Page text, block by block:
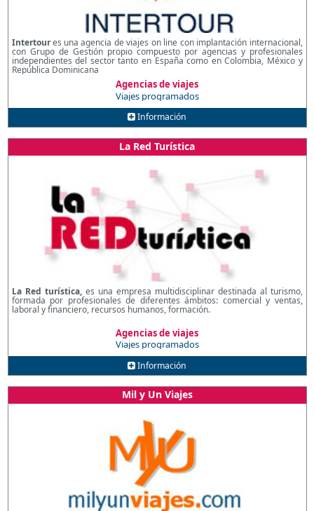
Intertour​es una agencia de viajes on line con implantación internacional,
con Grupo de Gestión propio compuesto por agencias y profesionales
independientes del sector tanto en España como en Colombia, México y
República Dominicana
Agencias de viajes
Viajes programados
Información
La Red Turística
La Red turística,es una empresa multidisciplinar destinada al turismo,
formada por profesionales de diferentes ámbitos: comercial y ventas,
laboral y financiero, recursos humanos, formación.
Agencias de viajes
Viajes programados
Información
Mil y Un Viajes